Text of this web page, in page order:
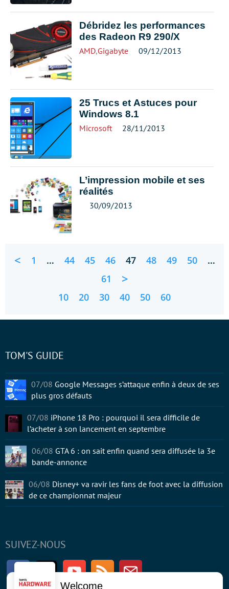
Débridez les performances
des Radeon R9 290/X
AMD,Gigabyte 09/12/2013
25 Trucs et Astuces pour
Windows 8.1
Microsoft 28/11/2013
L’impression mobile et ses
réalités
30/09/2013
< 1 … 44 45 46 47 48 49 50
…
61
>
10 20 30 40 50 60
SUIVEZ-NOUS
FacebookTwitter Youtube RSS Newsletter
TOM'S GUIDE
07/08 Google Messages s’attaque enfin à deux de ses
plus gros défauts
07/08 iPhone 18 Pro : pourquoi il sera difficile de
l’acheter à son lancement en septembre
06/08 GTA 6 : on sait enfin quand sera diffusée la 3e
bande-annonce
06/08 Disney+ va ravir les fans de foot avec la diffusion
de ce championnat majeur
Welcome